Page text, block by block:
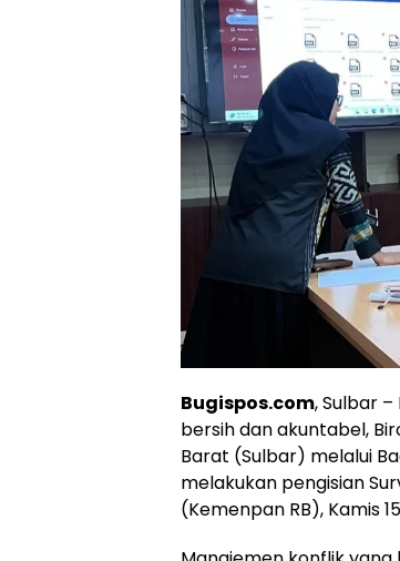
Bugispos.com, Sulbar
bersih dan akuntabel,
Barat (Sulbar) melalui
melakukan pengisian
(Kemenpan RB), Kamis